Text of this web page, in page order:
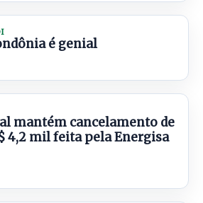
é genial
mantém cancelamento de
4,2 mil feita pela Energisa